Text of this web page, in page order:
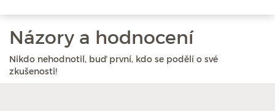
Názory a hodnocení
Nikdo nehodnotil, buď první, kdo se podělí o své
zkušenosti!